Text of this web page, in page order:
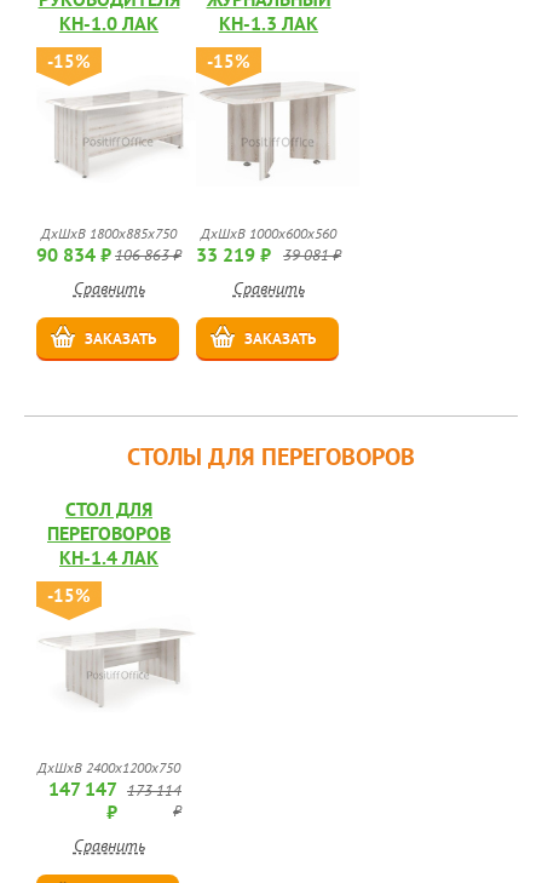
КН-1.0 ЛАК
-15%
ДхШхВ 1800х885х750
90 834 ₽106 863 ₽
Сравнить
ЗАКАЗАТЬ
КН-1.3 ЛАК
-15%
ДхШхВ 1000х600х560
33 219 ₽ 39 081 ₽
Сравнить
ЗАКАЗАТЬ
СТОЛЫ ДЛЯ ПЕРЕГОВОРОВ
СТОЛ ДЛЯ
ПЕРЕГОВОРОВ
КН-1.4 ЛАК
-15%
ДхШхВ 2400х1200х750
147 147
₽
173 114
₽
Сравнить